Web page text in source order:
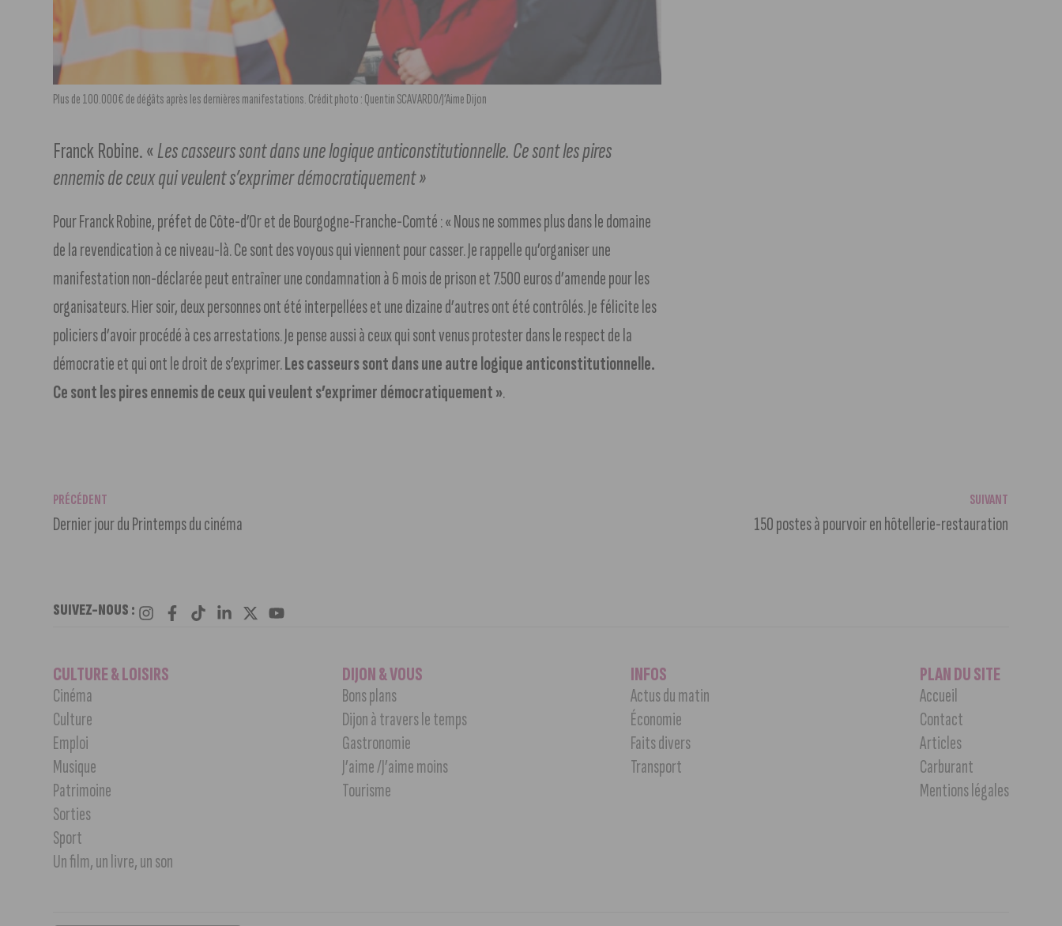
Plus de 100.000€ de dégâts après les dernières manifestations. Crédit photo : Quentin SCAVARDO/J’Aime Dijon
Franck Robine. «Les casseurs sont dans une logique anticonstitutionnelle. Ce sont les pires
ennemis de ceux qui veulent s’exprimer démocratiquement »
Pour Franck Robine, préfet de Côte-d’Or et de Bourgogne-Franche-Comté : « Nous ne sommes plus dans le domaine
de la revendication à ce niveau-là. Ce sont des voyous qui viennent pour casser. Je rappelle qu’organiser une
manifestation non-déclarée peut entraîner une condamnation à 6 mois de prison et 7.500 euros d’amende pour les
organisateurs. Hier soir, deux personnes ont été interpellées et une dizaine d’autres ont été contrôlés. Je félicite les
policiers d’avoir procédé à ces arrestations. Je pense aussi à ceux qui sont venus protester dans le respect de la
démocratie et qui ont le droit de s’exprimer.Les casseurs sont dans une autre logique anticonstitutionnelle.
Ce sont les pires ennemis de ceux qui veulent s’exprimer démocratiquement ».
PRÉCÉDENT
Dernier jour du Printemps du cinéma
SUIVANT
150 postes à pourvoir en hôtellerie-restauration
SUIVEZ-NOUS :
CULTURE & LOISIRS
Cinéma
Culture
Emploi
Musique
Patrimoine
Sorties
Sport
Un film, un livre, un son
DIJON & VOUS
Bons plans
Dijon à travers le temps
Gastronomie
J’aime /J’aime moins
Tourisme
INFOS
Actus du matin
Économie
Faits divers
Transport
PLAN DU SITE
Accueil
Contact
Articles
Carburant
Mentions légales